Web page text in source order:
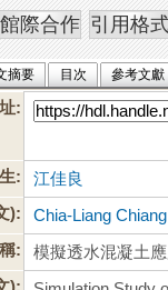
摘要 目次 參考文獻
:
:
江佳良
):
Chia-Liang Chiang
:
模擬透水混凝土